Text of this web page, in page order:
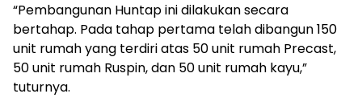
“Pembangunan Huntap ini dilakukan secara
bertahap. Pada tahap pertama telah dibangun 150
unit rumah yang terdiri atas 50 unit rumah Precast,
50 unit rumah Ruspin, dan 50 unit rumah kayu,”
tuturnya.